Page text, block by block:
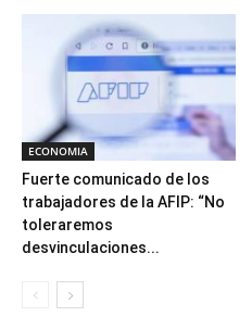
ECONOMIA
Fuerte comunicado de los
trabajadores de la AFIP: “No
toleraremos
desvinculaciones...